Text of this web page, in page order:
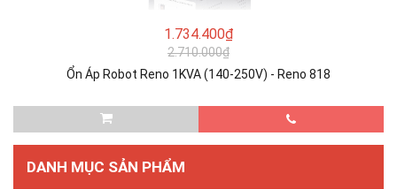
1.734.400₫
2.710.000₫
Ổn Áp Robot Reno 1KVA (140-250V) - Reno 818
DANH MỤC SẢN PHẨM